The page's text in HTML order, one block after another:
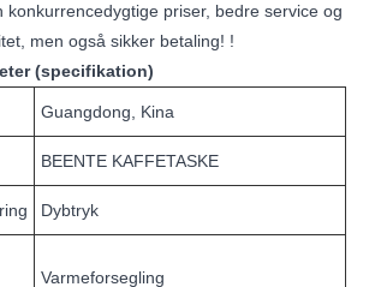
konkurrencedygtige priser, bedre service og
men også sikker betaling! !
(specifikation)
Guangdong, Kina
BEENTE KAFFETASKE
Dybtryk
Varmeforsegling